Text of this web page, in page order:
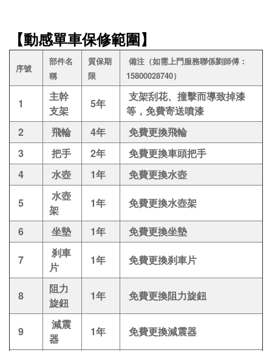
【動感單車保修範圍】
序號
部件名
稱
質保期
限
備注（如需上門服務聯係劉師傅：
15800028740）
1
主幹
支架
5年
支架刮花、撞擊而導致掉漆
等，免費寄送噴漆
2
飛輪 4年
免費更換飛輪
3
把手 2年
免費更換車頭把手
4
水壺 1年 免費更換水壺
5
水壺
架
1年 免費更換水壺架
6 坐墊 1年 免費更換坐墊
7
刹車
片
1年 免費更換刹車片
8
阻力
旋鈕
1年 免費更換阻力旋鈕
9
減震
器
1年 免費更換減震器